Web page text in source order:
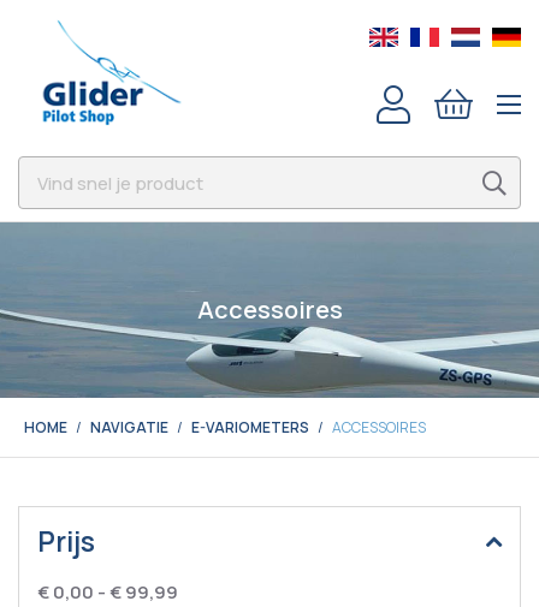
Accessoires
HOME NAVIGATIE E-VARIOMETERS ACCESSOIRES
Prijs
€ 0,00 -€ 99,99